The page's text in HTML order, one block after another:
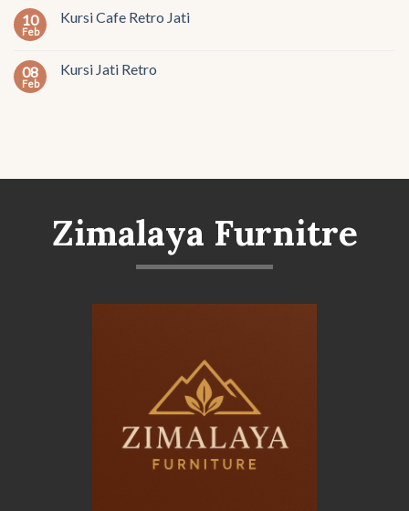
10
Feb
Kursi Cafe Retro Jati
08
Feb
Kursi Jati Retro
Zimalaya Furnitre